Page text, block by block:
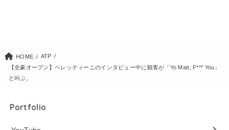
HOME
ATP
【全豪オープン】ベレッティーニのインタビュー中に観客が「Yo Matt, F*** You」
と叫ぶ。
Portfolio